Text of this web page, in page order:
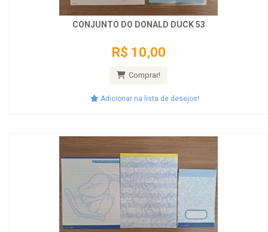
CONJUNTO DO DONALD DUCK 53
R$ 10,00
Comprar!
Adicionar na lista de desejos!